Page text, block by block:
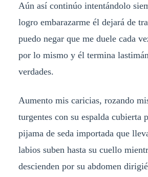
Aún así continúo intentándolo
logro embarazarme él dejará de
puedo negar que me duele cada
por lo mismo y él termina
verdades.
Aumento mis caricias, rozando
turgentes con su espalda cubierta
pijama de seda importada que
labios suben hasta su cuello
descienden por su abdomen